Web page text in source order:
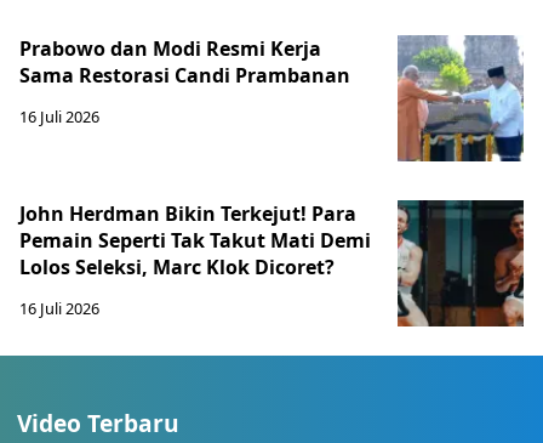
Prabowo dan Modi Resmi Kerja
Sama Restorasi Candi Prambanan
16 Juli 2026
John Herdman Bikin Terkejut! Para
Pemain Seperti Tak Takut Mati Demi
Lolos Seleksi, Marc Klok Dicoret?
16 Juli 2026
Video Terbaru